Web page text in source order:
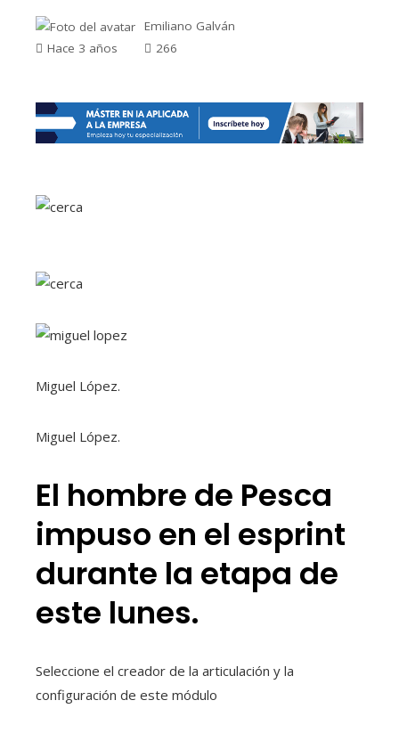
Emiliano Galván
Hace 3 años
266
Miguel López.
Miguel López.
El hombre de Pesca
impuso en el esprint
durante la etapa de
este lunes.
Seleccione el creador de la articulación y la
configuración de este módulo